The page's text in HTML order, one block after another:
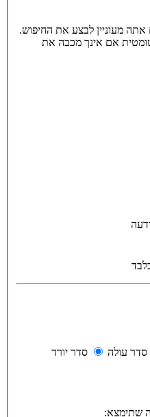
מעוניין לבצע את החיפוש.
אם אינך מכבה את
סדר עולה
סדר יורד
שתימצא: